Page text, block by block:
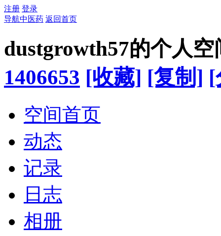
注册 登录
导航中医药 返回首页
dustgrowth57的个人空
1406653 [收藏] [复制] [
空间首页
动态
记录
日志
相册